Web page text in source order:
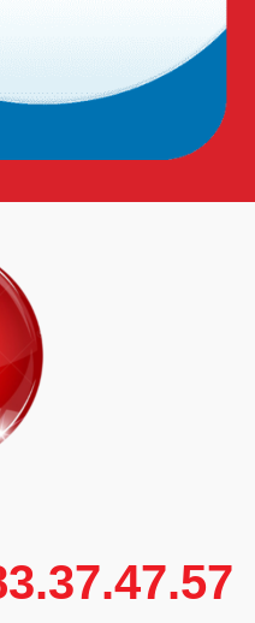
bằng nước ấm và xà
thoáng mát
liên hệ